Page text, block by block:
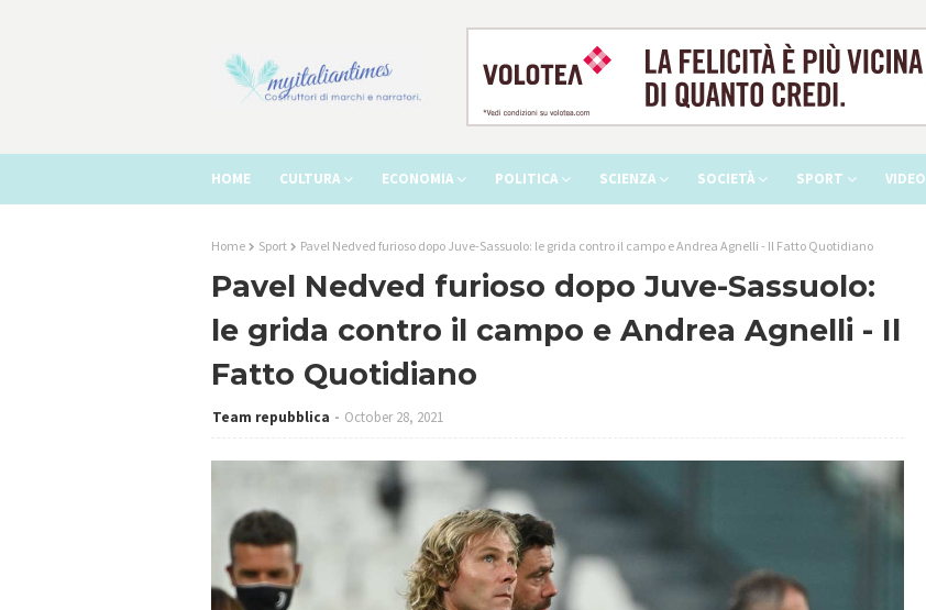
HOME CULTURA ECONOMIA POLITICA SCIENZA SOCIETÀ SPORT VIDEO
Home Sport Pavel Nedved furioso dopo Juve-Sassuolo: le grida contro il campo e Andrea Agnelli - Il Fatto Quotidiano
Pavel Nedved furioso dopo Juve-Sassuolo:
le grida contro il campo e Andrea Agnelli - Il
Fatto Quotidiano
Team repubblica October 28, 2021